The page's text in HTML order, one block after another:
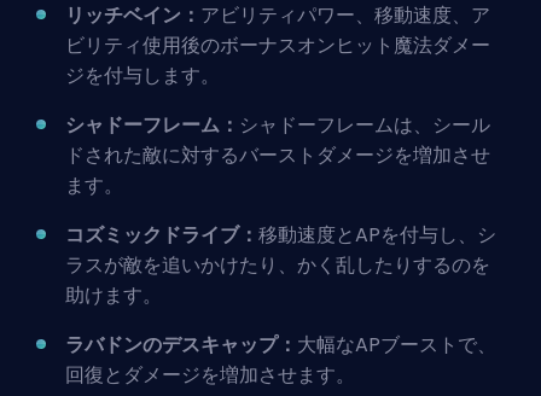
リッチベイン： アビリティパワー、移動速度、ア
ビリティ使用後のボーナスオンヒット魔法ダメー
ジを付与します。
シャドーフレーム： シャドーフレームは、シール
ドされた敵に対するバーストダメージを増加させ
ます。
コズミックドライブ： 移動速度とAPを付与し、シ
ラスが敵を追いかけたり、かく乱したりするのを
助けます。
ラバドンのデスキャップ： 大幅なAPブーストで、
回復とダメージを増加させます。